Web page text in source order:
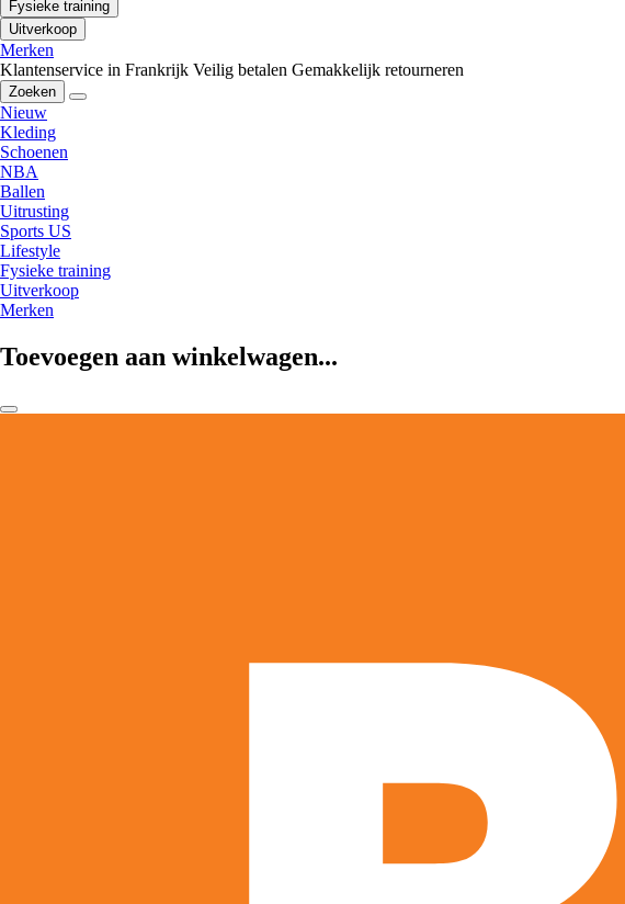
Fysieke training
Uitverkoop
Merken
Klantenservice in Frankrijk Veilig betalen Gemakkelijk retourneren
Zoeken
Nieuw
Kleding
Schoenen
NBA
Ballen
Uitrusting
Sports US
Lifestyle
Fysieke training
Uitverkoop
Merken
Toevoegen aan winkelwagen...